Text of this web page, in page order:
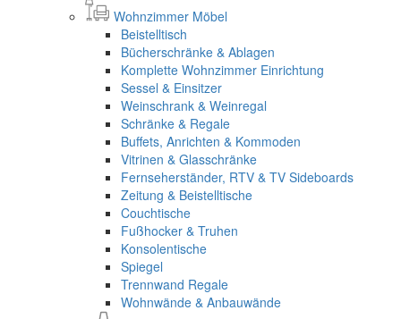
Wohnzimmer Möbel
Beistelltisch
Bücherschränke & Ablagen
Komplette Wohnzimmer Einrichtung
Sessel & Einsitzer
Weinschrank & Weinregal
Schränke & Regale
Buffets, Anrichten & Kommoden
Vitrinen & Glasschränke
Fernseherständer, RTV & TV Sideboards
Zeitung & Beistelltische
Couchtische
Fußhocker & Truhen
Konsolentische
Spiegel
Trennwand Regale
Wohnwände & Anbauwände